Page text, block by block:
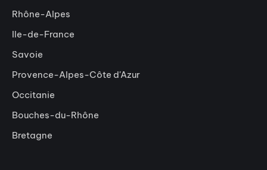
Rhône-Alpes
Ile-de-France
Savoie
Provence-Alpes-Côte d'Azur
Occitanie
Bouches-du-Rhône
Bretagne